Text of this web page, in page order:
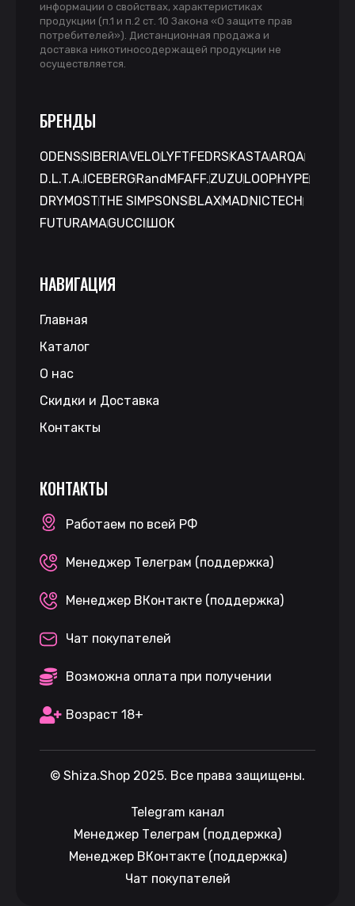
информации о свойствах, характеристиках
продукции (п.1 и п.2 ст. 10 Закона «О защите прав
потребителей»). Дистанционная продажа и
доставка никотиносодержащей продукции не
осуществляется.
БРЕНДЫ
ODENSSIBERIAVELO LYFT FEDRS KASTAARQA
D.L.T.A. ICEBERG RandM FAFF.ZUZU LOOPHYPE
DRYMOSTTHE SIMPSONS BLAXMAD NICTECH
FUTURAMAGUCCI ШОК
НАВИГАЦИЯ
Главная
Каталог
О нас
Скидки и Доставка
Контакты
КОНТАКТЫ
Работаем по всей РФ
Менеджер Телеграм (поддержка)
Менеджер ВКонтакте (поддержка)
Чат покупателей
Возможна оплата при получении
Возраст 18+
© Shiza.Shop 2025. Все права защищены.
Telegram канал
Менеджер Телеграм (поддержка)
Менеджер ВКонтакте (поддержка)
Чат покупателей